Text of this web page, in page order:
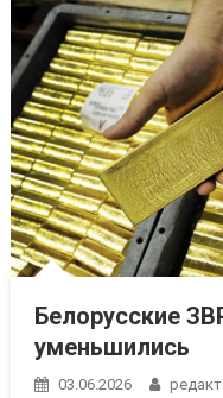
Белорусские
уменьшились
03.06.2026